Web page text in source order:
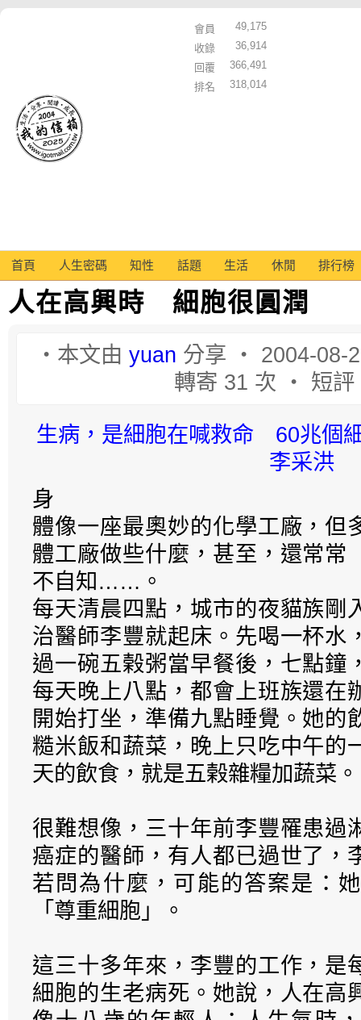
會員
49,175
收錄
36,914
回覆
366,491
排名
318,014
首頁 人生密碼 知性 話題 生活 休閒 排行榜
人在高興時 細胞很圓潤
‧本文由yuan 分享 ‧ 2004-08-
轉寄 31 次 ‧ 短
生病，是細胞在喊救命 60
李采洪
身
體像一座最奧妙的化學工廠，但
體工廠做些什麼，甚至，還常常
不自知……。
每天清晨四點，城市的夜貓族剛
治醫師李豐就起床。先喝一杯水
過一碗五榖粥當早餐後，七點鐘
每天晚上八點，都會上班族還在
開始打坐，準備九點睡覺。她的
糙米飯和蔬菜，晚上只吃中午的
天的飲食，就是五榖雜糧加蔬菜。
很難想像，三十年前李豐罹患過
癌症的醫師，有人都已過世了，
若問為什麼，可能的答案是：
「尊重細胞」。
這三十多年來，李豐的工作，是
細胞的生老病死。她說，人在高